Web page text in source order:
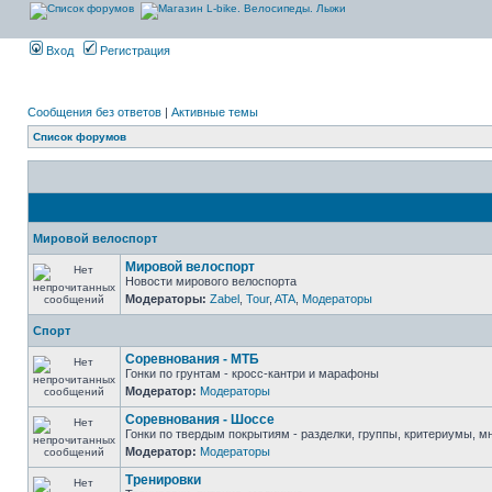
Вход Регистрация
Сообщения без ответов | Активные темы
Список форумов
Мировой велоспорт
Мировой велоспорт
Новости мирового велоспорта
Модераторы: Zabel Tour, ATA Модераторы
Спорт
Соревнования - МТБ
Гонки по грунтам - кросс-кантри и марафоны
Модератор: Модераторы
Соревнования - Шоссе
Гонки по твердым покрытиям - разделки, группы, критериумы,
Модератор: Модераторы
Тренировки